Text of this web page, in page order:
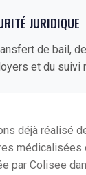
JURIDIQUE
de bail,
et du suivi
déjà réalisé
médicalisées
par Colisee